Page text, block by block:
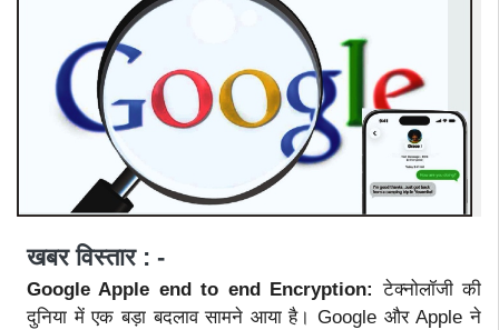
खबर विस्तार : -
Google Apple end to end Encryption: टेक्नोलॉजी की
दुनिया में एक बड़ा बदलाव सामने आया है। Google और Apple ने